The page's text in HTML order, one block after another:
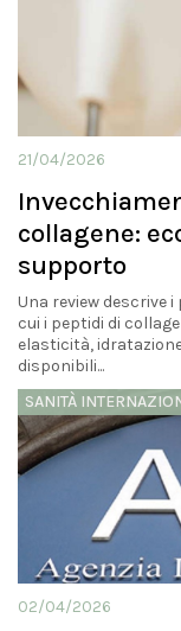
21/04/2026
collagene:
supporto
Una review descrive
cui i peptidi di
elasticità,
disponibili...
SANITÀ
02/04/2026